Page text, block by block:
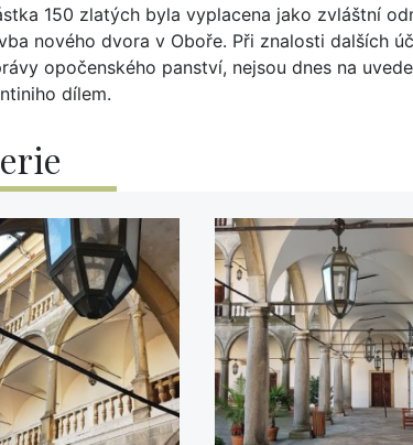
150 zlatých byla vyplacena jako zvláštní
nového dvora v Oboře. Při znalosti dalších
opočenského panství, nejsou dnes na
dílem.